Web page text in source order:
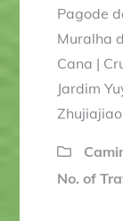
Pagode
Muralha
Cana |
Jardim
Zhujiajiao
No. of